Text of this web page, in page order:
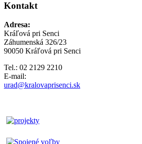
Kontakt
Adresa:
Kráľová pri Senci
Záhumenská 326/23
90050 Kráľová pri Senci
Tel.: 02 2129 2210
E-mail:
urad@kralovaprisenci.sk